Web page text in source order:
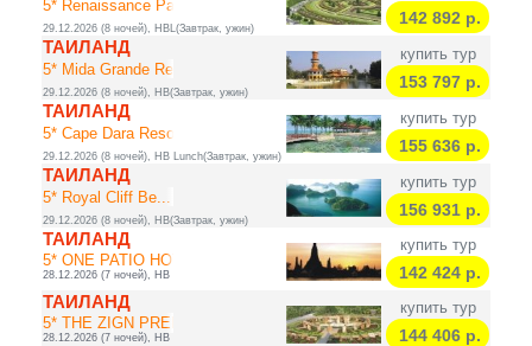
5* Renaissance Pa...
29.12.2026 (8 ночей), HBL(Завтрак, ужин)
142 892 р.
ТАИЛАНД
5* Mida Grande Re...
29.12.2026 (8 ночей), HB(Завтрак, ужин)
купить тур
153 797 р.
ТАИЛАНД
5* Cape Dara Reso...
29.12.2026 (8 ночей), HB Lunch(Завтрак, ужин)
купить тур
155 636 р.
ТАИЛАНД
5* Royal Cliff Be...
29.12.2026 (8 ночей), HB(Завтрак, ужин)
купить тур
156 931 р.
ТАИЛАНД
5* ONE PATIO HOTE...
28.12.2026 (7 ночей), HB
купить тур
142 424 р.
ТАИЛАНД
5* THE ZIGN PREMI...
28.12.2026 (7 ночей), HB
купить тур
144 406 р.